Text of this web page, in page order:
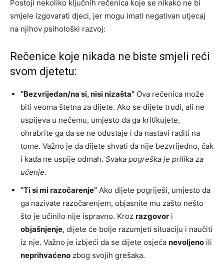
Postoji nekoliko ključnih rečenica koje se nikako ne bi
smjele izgovarati djeci, jer mogu imati negativan utjecaj
na njihov psihološki razvoj:
Rečenice koje nikada ne biste smjeli reći
svom djetetu:
“Bezvrijedan/na si, nisi nizašta” Ova rečenica može
biti veoma štetna za dijete. Ako se dijete trudi, ali ne
uspijeva u nečemu, umjesto da ga kritikujete,
ohrabrite ga da se ne odustaje i da nastavi raditi na
tome. Važno je da dijete shvati da nije bezvrijedno, čak
i kada ne uspije odmah. Svaka pogreška je prilika za
učenje.
“Ti si mi razočarenje” Ako dijete pogriješi, umjesto da
ga nazivate razočarenjem, objasnite mu zašto nešto
što je učinilo nije ispravno. Kroz razgovor i
objašnjenje, dijete će bolje razumjeti situaciju i naučiti
iz nje. Važno je izbjeći da se dijete osjeća nevoljeno ili
neprihvaćeno zbog svojih grešaka.